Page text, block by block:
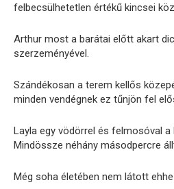
felbecsülhetetlen értékű kincsei
Arthur most a barátai előtt akart
szerzeményével.
Szándékosan a terem kellős
minden vendégnek ez tűnjön fel
Layla egy vödörrel és felmosóval a
Mindössze néhány másodpercre
Még soha életében nem látott